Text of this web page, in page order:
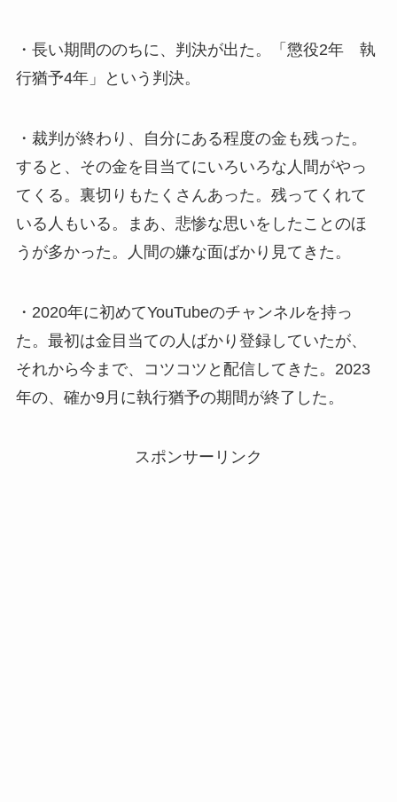
・長い期間ののちに、判決が出た。「懲役2年 執
行猶予4年」という判決。
・裁判が終わり、自分にある程度の金も残った。
すると、その金を目当てにいろいろな人間がやっ
てくる。裏切りもたくさんあった。残ってくれて
いる人もいる。まあ、悲惨な思いをしたことのほ
うが多かった。人間の嫌な面ばかり見てきた。
・2020年に初めてYouTubeのチャンネルを持っ
た。最初は金目当ての人ばかり登録していたが、
それから今まで、コツコツと配信してきた。2023
年の、確か9月に執行猶予の期間が終了した。
スポンサーリンク